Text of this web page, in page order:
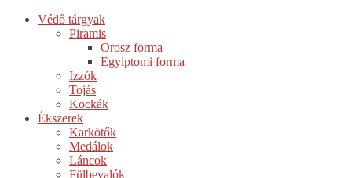
Védő tárgyak
Piramis
Orosz forma
Egyiptomi forma
Izzók
Tojás
Kockák
Ékszerek
Karkötők
Medálok
Láncok
Fülbevalók